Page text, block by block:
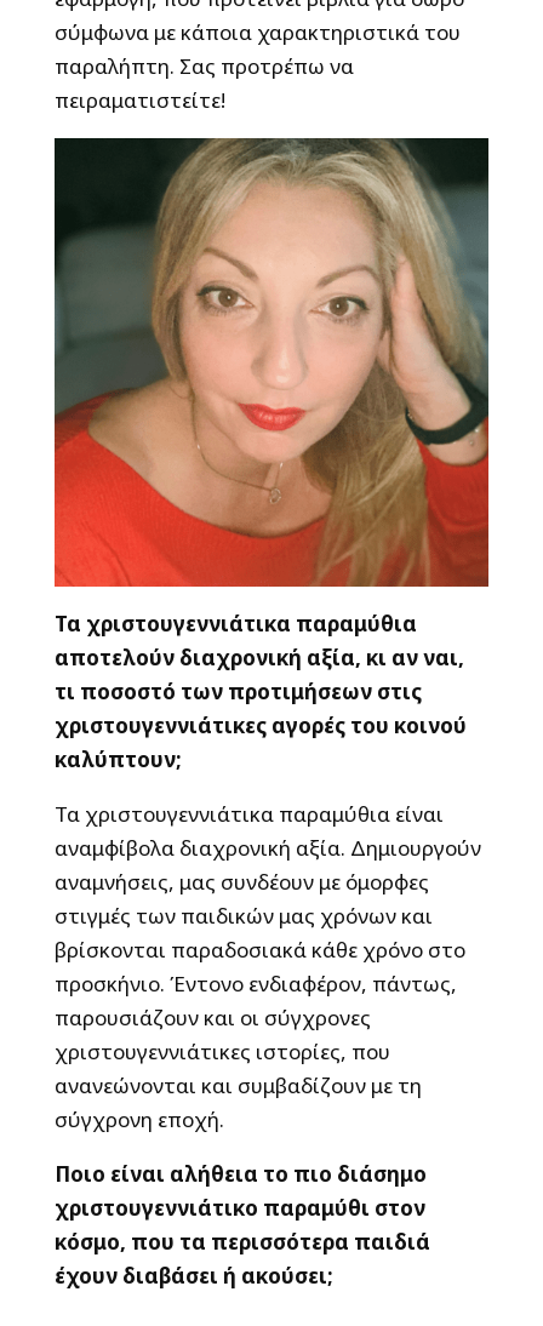
σύμφωνα με κάποια χαρακτηριστικά του
παραλήπτη. Σας προτρέπω να
πειραματιστείτε!
Τα χριστουγεννιάτικα παραμύθια
αποτελούν διαχρονική αξία, κι αν ναι,
τι ποσοστό των προτιμήσεων στις
χριστουγεννιάτικες αγορές του κοινού
καλύπτουν;
Τα χριστουγεννιάτικα παραμύθια είναι
αναμφίβολα διαχρονική αξία. Δημιουργούν
αναμνήσεις, μας συνδέουν με όμορφες
στιγμές των παιδικών μας χρόνων και
βρίσκονται παραδοσιακά κάθε χρόνο στο
προσκήνιο. Έντονο ενδιαφέρον, πάντως,
παρουσιάζουν και οι σύγχρονες
χριστουγεννιάτικες ιστορίες, που
ανανεώνονται και συμβαδίζουν με τη
σύγχρονη εποχή.
Ποιο είναι αλήθεια το πιο διάσημο
χριστουγεννιάτικο παραμύθι στον
κόσμο, που τα περισσότερα παιδιά
έχουν διαβάσει ή ακούσει;